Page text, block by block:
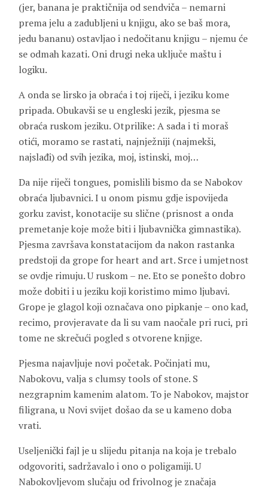
(jer, banana je praktičnija od sendviča – nemarni
prema jelu a zadubljeni u knjigu, ako se baš mora,
jedu bananu) ostavljao i nedočitanu knjigu – njemu će
se odmah kazati. Oni drugi neka uključe maštu i
logiku.
A onda se lirsko ja obraća i toj riječi, i jeziku kome
pripada. Obukavši se u engleski jezik, pjesma se
obraća ruskom jeziku. Otprilike: A sada i ti moraš
otići, moramo se rastati, najnježniji (najmekši,
najslađi) od svih jezika, moj, istinski, moj…
Da nije riječi tongues, pomislili bismo da se Nabokov
obraća ljubavnici. I u onom pismu gdje ispovijeda
gorku zavist, konotacije su slične (prisnost a onda
premetanje koje može biti i ljubavnička gimnastika).
Pjesma završava konstatacijom da nakon rastanka
predstoji da grope for heart and art. Srce i umjetnost
se ovdje rimuju. U ruskom – ne. Eto se ponešto dobro
može dobiti i u jeziku koji koristimo mimo ljubavi.
Grope je glagol koji označava ono pipkanje – ono kad,
recimo, provjeravate da li su vam naočale pri ruci, pri
tome ne skrečući pogled s otvorene knjige.
Pjesma najavljuje novi početak. Počinjati mu,
Nabokovu, valja s clumsy tools of stone. S
nezgrapnim kamenim alatom. To je Nabokov, majstor
filigrana, u Novi svijet došao da se u kameno doba
vrati.
Useljenički fajl je u slijedu pitanja na koja je trebalo
odgovoriti, sadržavalo i ono o poligamiji. U
Nabokovljevom slučaju od frivolnog je značaja